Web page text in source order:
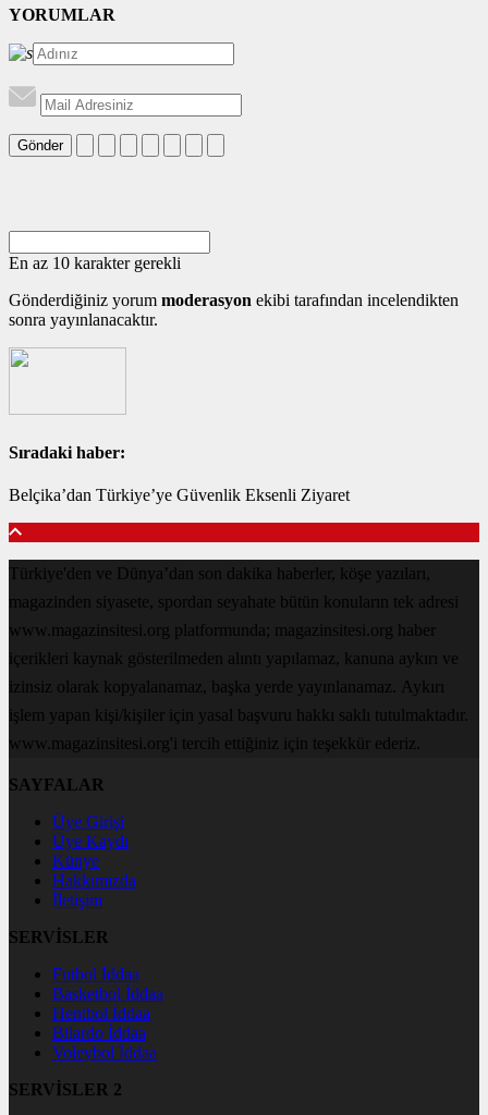
YORUMLAR
Gönder
En az 10 karakter gerekli
Gönderdiğiniz yorum moderasyon ekibi tarafından incelendikten
sonra yayınlanacaktır.
Sıradaki haber:
Belçika’dan Türkiye’ye Güvenlik Eksenli Ziyaret
Türkiye'den ve Dünya’dan son dakika haberler, köşe yazıları,
magazinden siyasete, spordan seyahate bütün konuların tek adresi
www.magazinsitesi.org platformunda; magazinsitesi.org haber
içerikleri kaynak gösterilmeden alıntı yapılamaz, kanuna aykırı ve
izinsiz olarak kopyalanamaz, başka yerde yayınlanamaz. Aykırı
işlem yapan kişi/kişiler için yasal başvuru hakkı saklı tutulmaktadır.
www.magazinsitesi.org'i tercih ettiğiniz için teşekkür ederiz.
SAYFALAR
Üye Girişi
Üye Kaydı
Künye
Hakkımızda
İletişim
SERVİSLER
Futbol İddaa
Basketbol İddaa
Hentbol İddaa
Bilardo İddaa
Voleybol İddaa
SERVİSLER 2